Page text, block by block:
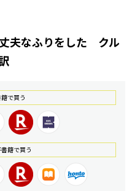
夫なふりをした クル
で買う
籍で買う